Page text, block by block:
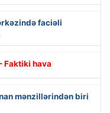
faciəli
- Faktiki hava
mənzillərindən biri